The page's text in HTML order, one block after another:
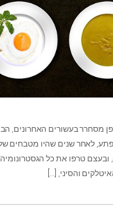
מסחרר בעשורים האחרונים,
לאחר שנים שהיו מטבחים
והסיני, […]